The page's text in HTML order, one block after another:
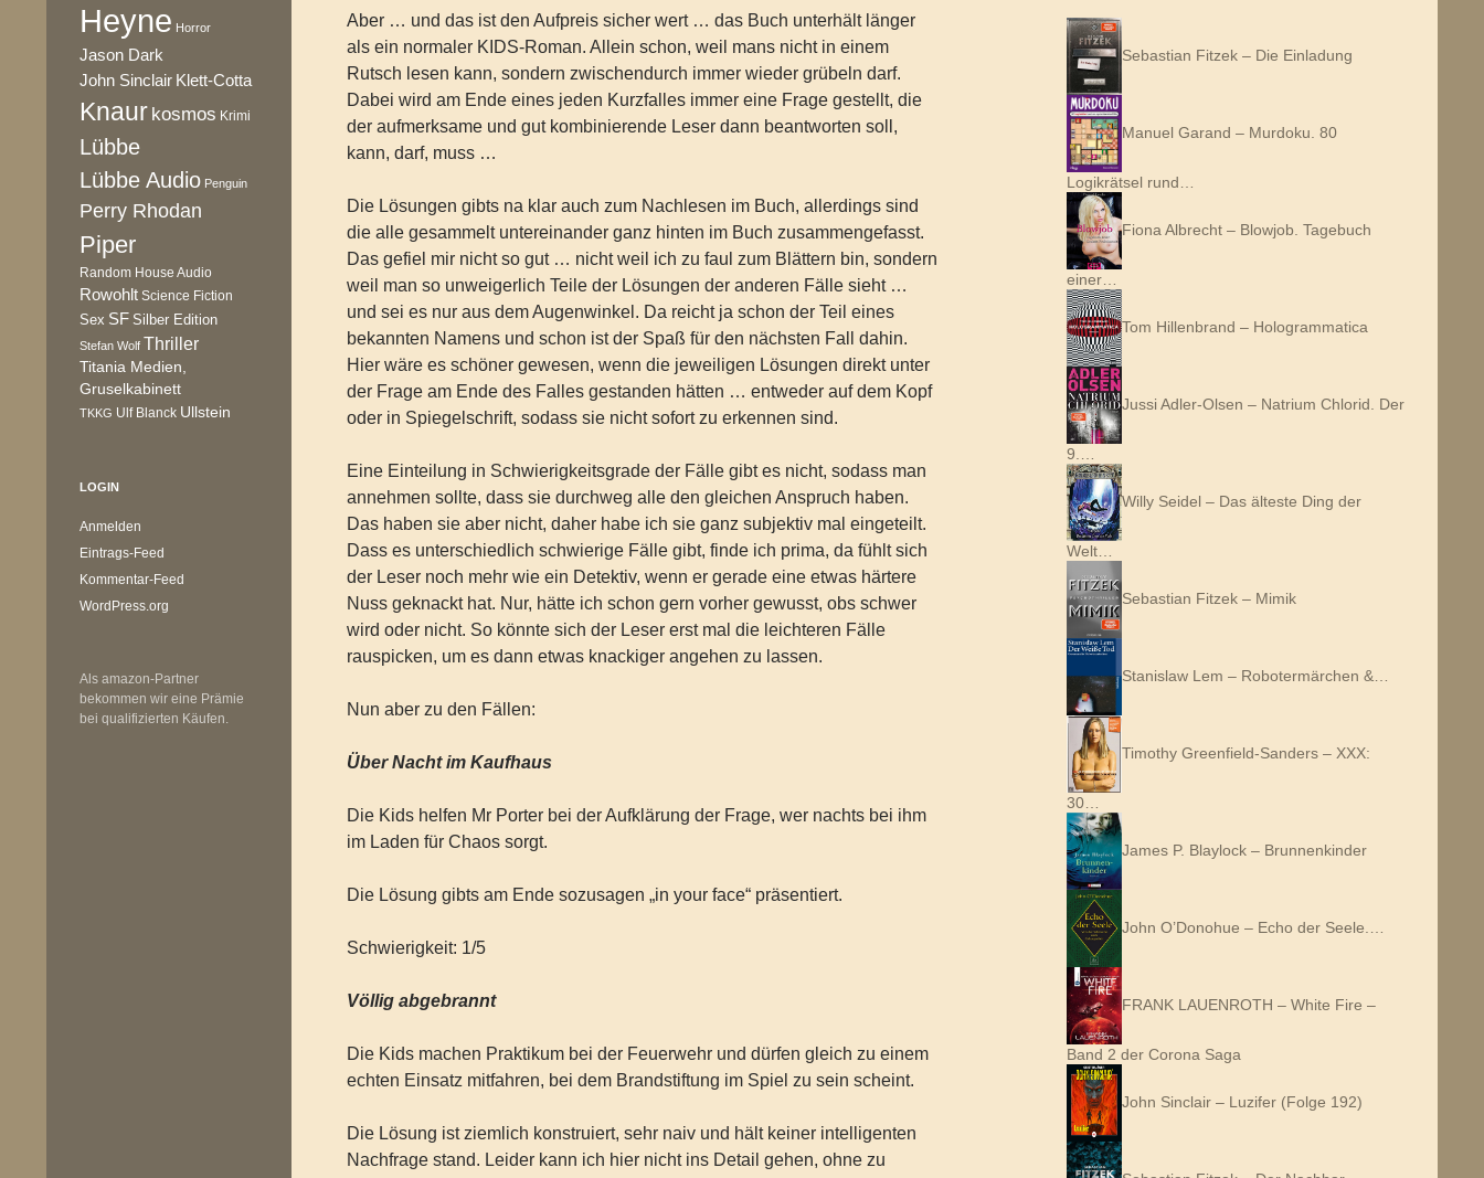
Aber … und das ist den Aufpreis sicher wert … das Buch unterhält länger
als ein normaler KIDS-Roman. Allein schon, weil mans nicht in einem
Rutsch lesen kann, sondern zwischendurch immer wieder grübeln darf.
Dabei wird am Ende eines jeden Kurzfalles immer eine Frage gestellt, die
der aufmerksame und gut kombinierende Leser dann beantworten soll,
kann, darf, muss …
Die Lösungen gibts na klar auch zum Nachlesen im Buch, allerdings sind
die alle gesammelt untereinander ganz hinten im Buch zusammengefasst.
Das gefiel mir nicht so gut … nicht weil ich zu faul zum Blättern bin, sondern
weil man so unweigerlich Teile der Lösungen der anderen Fälle sieht …
und sei es nur aus dem Augenwinkel. Da reicht ja schon der Teil eines
bekannten Namens und schon ist der Spaß für den nächsten Fall dahin.
Hier wäre es schöner gewesen, wenn die jeweiligen Lösungen direkt unter
der Frage am Ende des Falles gestanden hätten … entweder auf dem Kopf
oder in Spiegelschrift, sodass sie nicht sofort zu erkennen sind.
Eine Einteilung in Schwierigkeitsgrade der Fälle gibt es nicht, sodass man
annehmen sollte, dass sie durchweg alle den gleichen Anspruch haben.
Das haben sie aber nicht, daher habe ich sie ganz subjektiv mal eingeteilt.
Dass es unterschiedlich schwierige Fälle gibt, finde ich prima, da fühlt sich
der Leser noch mehr wie ein Detektiv, wenn er gerade eine etwas härtere
Nuss geknackt hat. Nur, hätte ich schon gern vorher gewusst, obs schwer
wird oder nicht. So könnte sich der Leser erst mal die leichteren Fälle
rauspicken, um es dann etwas knackiger angehen zu lassen.
Nun aber zu den Fällen:
Über Nacht im Kaufhaus
Die Kids helfen Mr Porter bei der Aufklärung der Frage, wer nachts bei ihm
im Laden für Chaos sorgt.
Die Lösung gibts am Ende sozusagen „in your face“ präsentiert.
Schwierigkeit: 1/5
Völlig abgebrannt
Die Kids machen Praktikum bei der Feuerwehr und dürfen gleich zu einem
echten Einsatz mitfahren, bei dem Brandstiftung im Spiel zu sein scheint.
Die Lösung ist ziemlich konstruiert, sehr naiv und hält keiner intelligenten
Nachfrage stand. Leider kann ich hier nicht ins Detail gehen, ohne zu
Sebastian Fitzek – Die Einladung
Manuel Garand – Murdoku. 80
Logikrätsel rund…
Fiona Albrecht – Blowjob. Tagebuch
einer…
Tom Hillenbrand – Hologrammatica
Jussi Adler-Olsen – Natrium Chlorid. Der
9.…
Willy Seidel – Das älteste Ding der
Welt…
Sebastian Fitzek – Mimik
Stanislaw Lem – Robotermärchen &…
Timothy Greenfield-Sanders – XXX:
30…
James P. Blaylock – Brunnenkinder
John O’Donohue – Echo der Seele.…
FRANK LAUENROTH – White Fire –
Band 2 der Corona Saga
John Sinclair – Luzifer (Folge 192)
Heyne Horror
Jason Dark
John Sinclair Klett-Cotta
Knaur kosmos Krimi
Lübbe
Lübbe Audio Penguin
Perry Rhodan
Piper
Random House Audio
Rowohlt Science Fiction
Sex SF Silber Edition
Stefan Wolf Thriller
Titania Medien,
Gruselkabinett
TKKG Ulf Blanck Ullstein
LOGIN
Anmelden
Eintrags-Feed
Kommentar-Feed
WordPress.org
Als amazon-Partner
bekommen wir eine Prämie
bei qualifizierten Käufen.